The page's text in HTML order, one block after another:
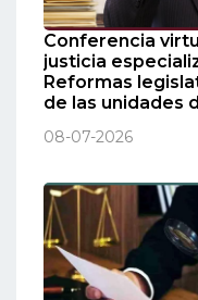
Conferencia
justicia
Reformas
de las unidades
08-07-2026